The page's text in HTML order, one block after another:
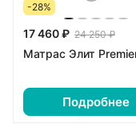
-28%
17 460 ₽ 24 250 ₽
Матрас Элит
Подробнее